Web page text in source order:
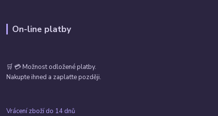
On-line platby
🛒 💳 Možnost odložené platby.
Nakupte ihned a zaplaťte později.
Vrácení zboží do 14 dnů